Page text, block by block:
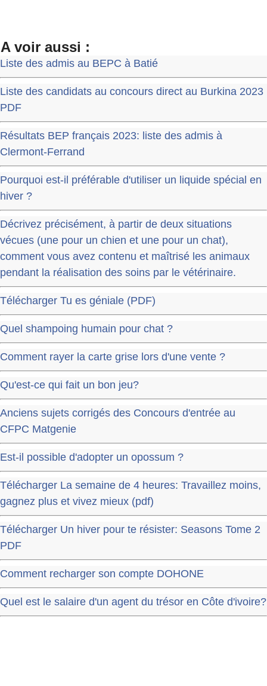
A voir aussi :
Liste des admis au BEPC à Batié
Liste des candidats au concours direct au Burkina 2023
PDF
Résultats BEP français 2023: liste des admis à
Clermont-Ferrand
Pourquoi est-il préférable d'utiliser un liquide spécial en
hiver ?
Décrivez précisément, à partir de deux situations
vécues (une pour un chien et une pour un chat),
comment vous avez contenu et maîtrisé les animaux
pendant la réalisation des soins par le vétérinaire.
Télécharger Tu es géniale (PDF)
Quel shampoing humain pour chat ?
Comment rayer la carte grise lors d'une vente ?
Qu'est-ce qui fait un bon jeu?
Anciens sujets corrigés des Concours d'entrée au
CFPC Matgenie
Est-il possible d'adopter un opossum ?
Télécharger La semaine de 4 heures: Travaillez moins,
gagnez plus et vivez mieux (pdf)
Télécharger Un hiver pour te résister: Seasons Tome 2
PDF
Comment recharger son compte DOHONE
Quel est le salaire d'un agent du trésor en Côte d'ivoire?